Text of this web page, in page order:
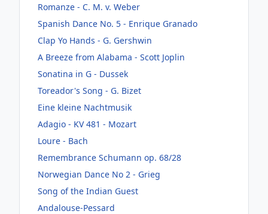
Romanze - C. M. v. Weber
Spanish Dance No. 5 - Enrique Granado
Clap Yo Hands - G. Gershwin
A Breeze from Alabama - Scott Joplin
Sonatina in G - Dussek
Toreador's Song - G. Bizet
Eine kleine Nachtmusik
Adagio - KV 481 - Mozart
Loure - Bach
Remembrance Schumann op. 68/28
Norwegian Dance No 2 - Grieg
Song of the Indian Guest
Andalouse-Pessard